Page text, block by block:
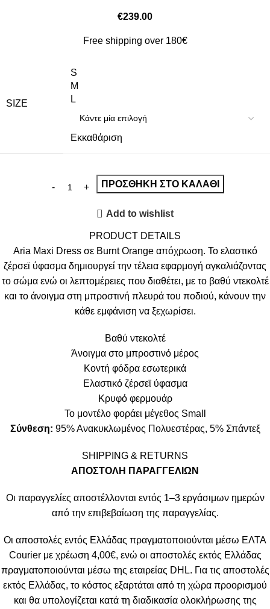
€239.00
Free shipping over 180€
SIZE
S
M
L
Εκκαθάριση
ΠΡΟΣΘΉΚΗ ΣΤΟ ΚΑΛΆΘΙ
Add to wishlist
PRODUCT DETAILS
Aria Maxi Dress σε Burnt Orange απόχρωση. Το ελαστικό
ζέρσεϊ ύφασμα δημιουργεί την τέλεια εφαρμογή αγκαλιάζοντας
το σώμα ενώ οι λεπτομέρειες που διαθέτει, με το βαθύ ντεκολτέ
και το άνοιγμα στη μπροστινή πλευρά του ποδιού, κάνουν την
κάθε εμφάνιση να ξεχωρίσει.
Βαθύ ντεκολτέ
Άνοιγμα στο μπροστινό μέρος
Κοντή φόδρα εσωτερικά
Ελαστικό ζέρσεϊ ύφασμα
Κρυφό φερμουάρ
Το μοντέλο φοράει μέγεθος Small
Σύνθεση: 95% Ανακυκλωμένος Πολυεστέρας, 5% Σπάντεξ
SHIPPING & RETURNS
ΑΠΟΣΤΟΛΗ ΠΑΡΑΓΓΕΛΙΩΝ
Οι παραγγελίες αποστέλλονται εντός 1–3 εργάσιμων ημερών
από την επιβεβαίωση της παραγγελίας.
Οι αποστολές εντός Ελλάδας πραγματοποιούνται μέσω ΕΛΤΑ
Courier με χρέωση 4,00€, ενώ οι αποστολές εκτός Ελλάδας
πραγματοποιούνται μέσω της εταιρείας DHL. Για τις αποστολές
εκτός Ελλάδας, το κόστος εξαρτάται από τη χώρα προορισμού
και θα υπολογίζεται κατά τη διαδικασία ολοκλήρωσης της